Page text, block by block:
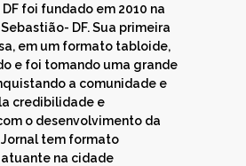
foi fundado em 2010 na
DF. Sua primeira
em um formato tabloide,
e foi tomando uma grande
a comunidade e
credibilidade e
o desenvolvimento da
Jornal tem formato
na cidade